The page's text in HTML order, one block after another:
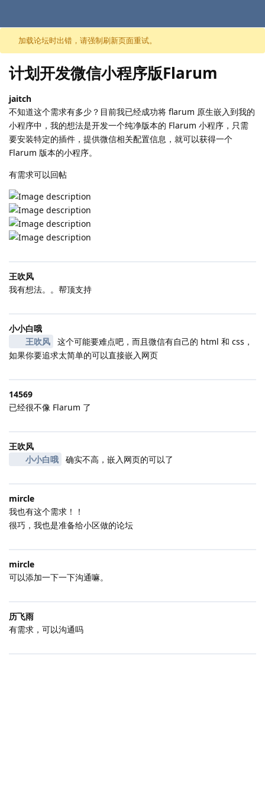
跳至内容
加载论坛时出错，请强制刷新页面重试。
计划开发微信小程序版Flarum
jaitch
不知道这个需求有多少？目前我已经成功将 flarum 原生嵌入到我的
小程序中，我的想法是开发一个纯净版本的 Flarum 小程序，只需
要安装特定的插件，提供微信相关配置信息，就可以获得一个
Flarum 版本的小程序。
有需求可以回帖
王吹风
我有想法。。帮顶支持
小小白哦
王吹风
这个可能要难点吧，而且微信有自己的 html 和 css，
如果你要追求太简单的可以直接嵌入网页
14569
已经很不像 Flarum 了
王吹风
小小白哦
确实不高，嵌入网页的可以了
mircle
我也有这个需求！！
很巧，我也是准备给小区做的论坛
mircle
可以添加一下一下沟通嘛。
历飞雨
有需求，可以沟通吗